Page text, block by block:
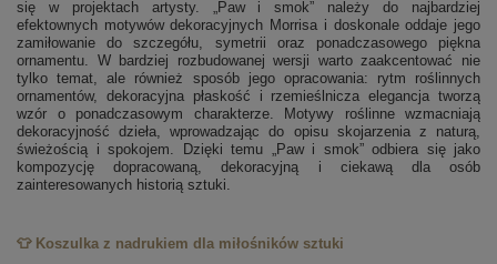
się w projektach artysty. „Paw i smok” należy do najbardziej
efektownych motywów dekoracyjnych Morrisa i doskonale oddaje jego
zamiłowanie do szczegółu, symetrii oraz ponadczasowego piękna
ornamentu. W bardziej rozbudowanej wersji warto zaakcentować nie
tylko temat, ale również sposób jego opracowania: rytm roślinnych
ornamentów, dekoracyjna płaskość i rzemieślnicza elegancja tworzą
wzór o ponadczasowym charakterze. Motywy roślinne wzmacniają
dekoracyjność dzieła, wprowadzając do opisu skojarzenia z naturą,
świeżością i spokojem. Dzięki temu „Paw i smok” odbiera się jako
kompozycję dopracowaną, dekoracyjną i ciekawą dla osób
zainteresowanych historią sztuki.
👕 Koszulka z nadrukiem dla miłośników sztuki